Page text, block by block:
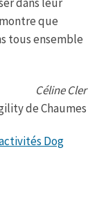
que
tous ensemble
Céline Cler
de Chaumes
Dog